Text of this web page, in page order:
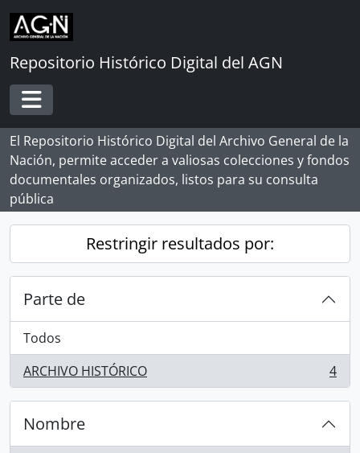
Skip to main content
Repositorio Histórico Digital del AGN
Toggle navigation
El Repositorio Histórico Digital del Archivo General de la
Nación, permite acceder a valiosas colecciones y fondos
documentales organizados, listos para su consulta
pública
Restringir resultados por:
Parte de
Todos
ARCHIVO HISTÓRICO
, 4 resultados 4
Nombre